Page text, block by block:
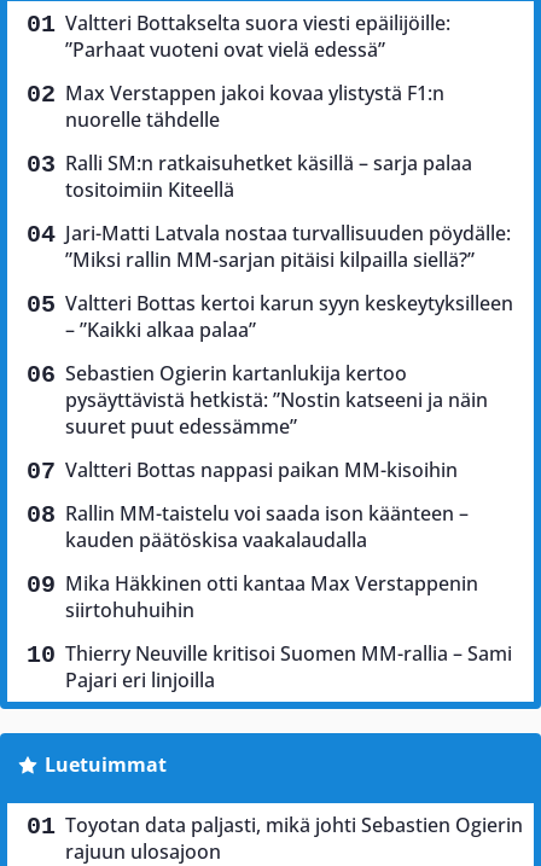
Valtteri Bottakselta suora viesti epäilijöille:
”Parhaat vuoteni ovat vielä edessä”
Max Verstappen jakoi kovaa ylistystä F1:n
nuorelle tähdelle
Ralli SM:n ratkaisuhetket käsillä – sarja palaa
tositoimiin Kiteellä
Jari-Matti Latvala nostaa turvallisuuden pöydälle:
”Miksi rallin MM-sarjan pitäisi kilpailla siellä?”
Valtteri Bottas kertoi karun syyn keskeytyksilleen
– ”Kaikki alkaa palaa”
Sebastien Ogierin kartanlukija kertoo
pysäyttävistä hetkistä: ”Nostin katseeni ja näin
suuret puut edessämme”
Valtteri Bottas nappasi paikan MM-kisoihin
Rallin MM-taistelu voi saada ison käänteen –
kauden päätöskisa vaakalaudalla
Mika Häkkinen otti kantaa Max Verstappenin
siirtohuhuihin
Thierry Neuville kritisoi Suomen MM-rallia – Sami
Pajari eri linjoilla
Luetuimmat
Toyotan data paljasti, mikä johti Sebastien Ogierin
rajuun ulosajoon